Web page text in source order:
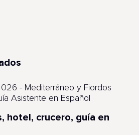
- Mediterráneo y Fiordos
Asistente en Español
hotel, crucero, guía en